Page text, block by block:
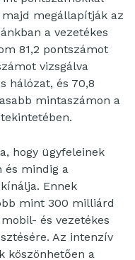
megállapítják az
a vezetékes
81,2 pontszámot
vizsgálva
hálózat, és 70,8
mintaszámon a
hogy ügyfeleinek
és mindig a
Ennek
mint 300 milliárd
és vezetékes
Az intenzív
köszönhetően a